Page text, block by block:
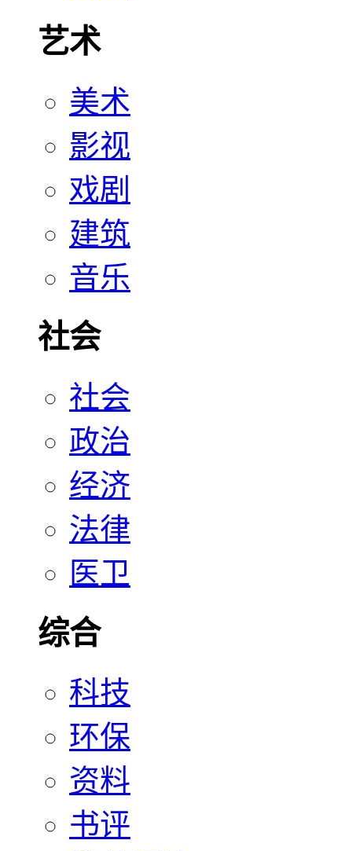
艺术
美术
影视
戏剧
建筑
音乐
社会
社会
政治
经济
法律
医卫
综合
科技
环保
资料
书评